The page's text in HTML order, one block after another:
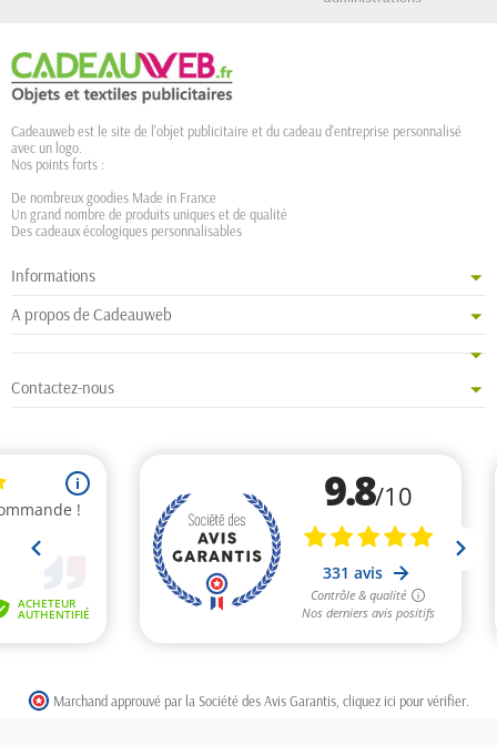
Cadeauweb est le site de l'objet publicitaire et du cadeau d'entreprise personnalisé
avec un logo.
Nos points forts :
De nombreux goodies Made in France
Un grand nombre de produits uniques et de qualité
Des cadeaux écologiques personnalisables
Informations
A propos de Cadeauweb
Contactez-nous
Marchand approuvé par la Société des Avis Garantis, cliquez ici pour vérifier